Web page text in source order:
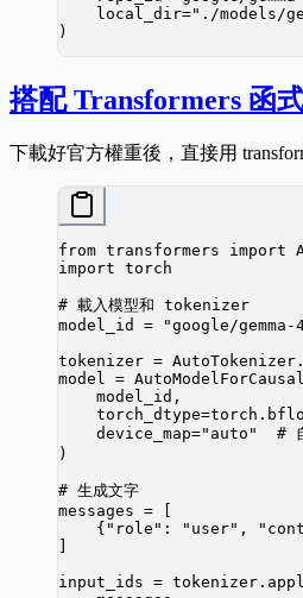
    local_dir
="./models/
)
搭配 Transformers 函
下載好官方權重後，直接用
from transformers import
import torch
# 載入模型和 tokenizer
model_id = "google/
tokenizer =
model =
    model_id,
    torch_dtype
=
    device_map
="auto"
#
)
# 生成文字
messages =
    {
"role" : "user" ,
input_ids =